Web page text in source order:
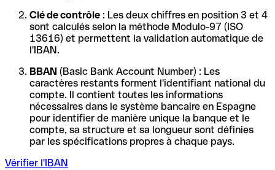
Clé de contrôle : Les deux chiffres en position 3 et 4
sont calculés selon la méthode Modulo-97 (ISO
13616) et permettent la validation automatique de
l'IBAN.
BBAN (Basic Bank Account Number) : Les
caractères restants forment l'identifiant national du
compte. Il contient toutes les informations
nécessaires dans le système bancaire en Espagne
pour identifier de manière unique la banque et le
compte, sa structure et sa longueur sont définies
par les spécifications propres à chaque pays.
Vérifier l'IBAN